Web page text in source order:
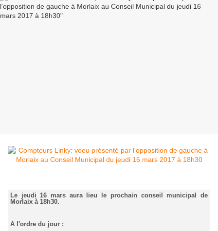
Le jeudi 16 mars aura lieu le prochain conseil municipal de
Morlaix à 18h30.
A l'ordre du jour :